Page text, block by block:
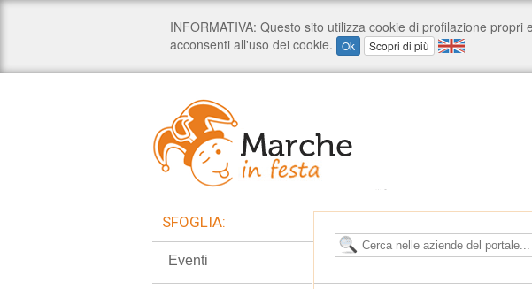
SFOGLIA:
Eventi